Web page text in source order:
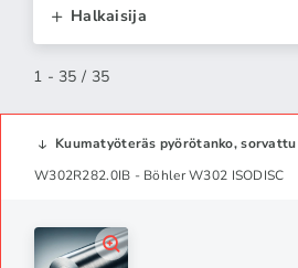
Halkaisija
1 - 35 / 35
Kuumatyöteräs pyörötanko, sorvattu
W302R282.0IB - Böhler W302 ISODISC